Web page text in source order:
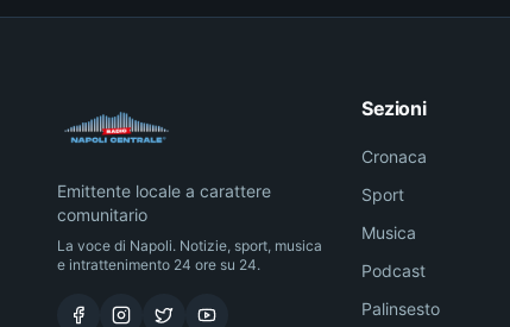
Emittente locale a carattere
comunitario
La voce di Napoli. Notizie, sport, musica
e intrattenimento 24 ore su 24.
Sezioni
Cronaca
Sport
Musica
Podcast
Palinsesto